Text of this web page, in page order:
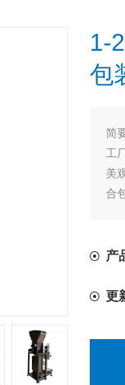
1-
包
简
工
美
合
产
更